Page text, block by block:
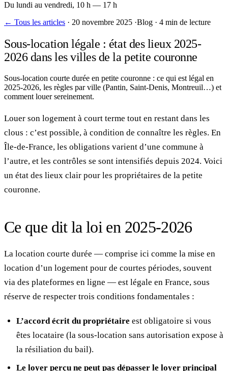
Du lundi au vendredi, 10 h — 17 h
← Tous les articles · 20 novembre 2025 ·Blog · 4 min de lecture
Sous-location légale : état des lieux 2025-
2026 dans les villes de la petite couronne
Sous-location courte durée en petite couronne : ce qui est légal en
2025-2026, les règles par ville (Pantin, Saint-Denis, Montreuil…) et
comment louer sereinement.
Louer son logement à court terme tout en restant dans les
clous : c’est possible, à condition de connaître les règles. En
Île-de-France, les obligations varient d’une commune à
l’autre, et les contrôles se sont intensifiés depuis 2024. Voici
un état des lieux clair pour les propriétaires de la petite
couronne.
Ce que dit la loi en 2025-2026
La location courte durée — comprise ici comme la mise en
location d’un logement pour de courtes périodes, souvent
via des plateformes en ligne — est légale en France, sous
réserve de respecter trois conditions fondamentales :
L’accord écrit du propriétaire est obligatoire si vous
êtes locataire (la sous-location sans autorisation expose à
la résiliation du bail).
Le loyer perçu ne peut pas dépasser le loyer principal